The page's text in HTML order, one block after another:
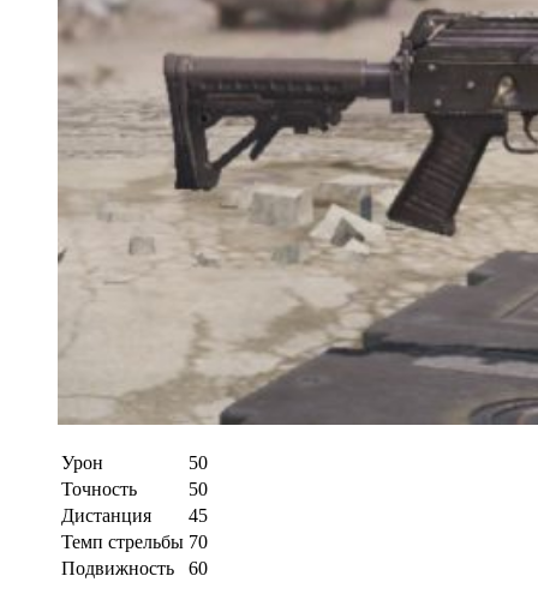
Урон
50
Точность
50
Дистанция
45
Темп стрельбы 70
Подвижность
60